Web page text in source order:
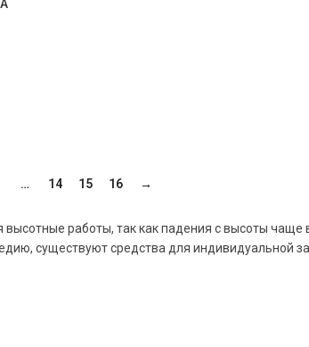
… 14 15 16
→
работы, так как падения с высоты чаще
существуют средства для индивидуальной